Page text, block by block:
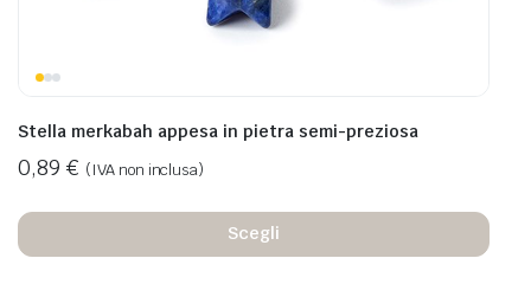
Stella merkabah appesa in pietra semi-preziosa
0,89 € (IVA non inclusa)
Scegli